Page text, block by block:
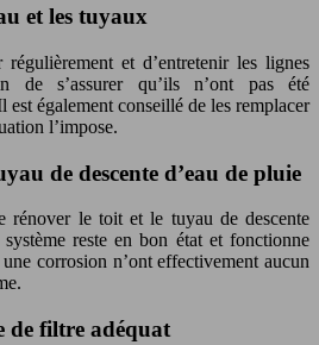
et les tuyaux
et d’entretenir les lignes
de s’assurer qu’ils n’ont pas été
est également conseillé de les remplacer
l’impose.
de descente d’eau de pluie
rénover le toit et le tuyau de descente
reste en bon état et fonctionne
corrosion n’ont effectivement aucun
de filtre adéquat